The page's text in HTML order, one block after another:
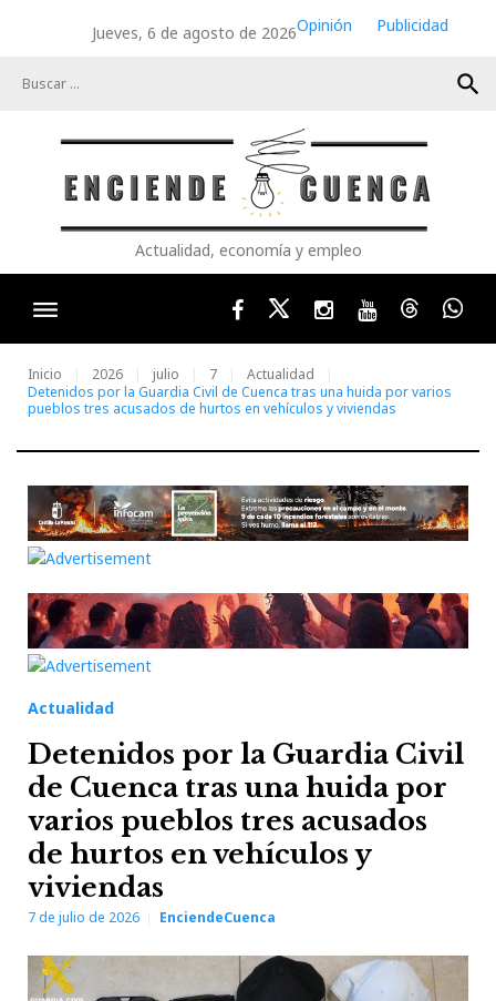
Jueves, 6 de agosto de 2026Opinión
Publicidad
search
Actualidad, economía y empleo
FacebookTwitterInstagram
YoutubeThreads
Inicio 2026 julio 7
Actualidad
Detenidos por la Guardia Civil de Cuenca tras una huida por varios
pueblos tres acusados de hurtos en vehículos y viviendas
Actualidad
Detenidos por la Guardia Civil
de Cuenca tras una huida por
varios pueblos tres acusados
de hurtos en vehículos y
viviendas
7 de julio de 2026 EnciendeCuenca